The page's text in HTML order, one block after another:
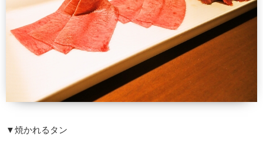
▼焼かれるタン